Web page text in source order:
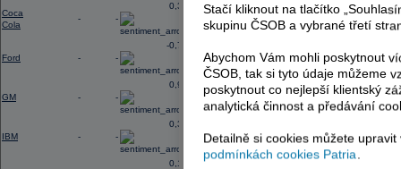
Coca
Cola
- -
0,31
Ford - -
-0,77
GM - -
0,96
IBM - -
0,33
0,14
VIG
AD index - vývoj
Region
select
Odeslat
Stačí kliknout na tlačítko
skupinu ČSOB a vybrané třetí
Abychom Vám mohli poskytnout
ČSOB, tak si tyto údaje můžeme
poskytnout co nejlepší klientský
analytická činnost a předávání
Detailně si cookies můžete
podmínkách cookies Patria.